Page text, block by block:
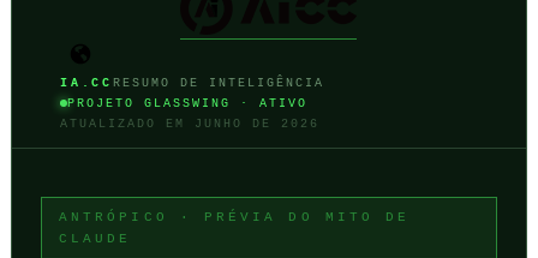
IA.CC RESUMO DE INTELIGÊNCIA
PROJETO GLASSWING · ATIVO
ATUALIZADO EM JUNHO DE 2026
ANTRÓPICO · PRÉVIA DO MITO DE
CLAUDE